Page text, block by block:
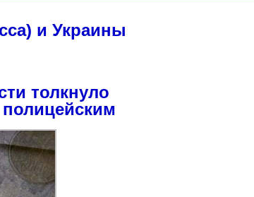
и Украины
толкнуло